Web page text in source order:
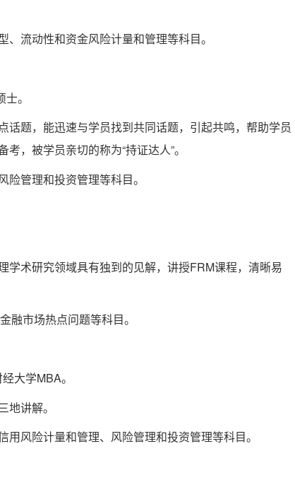
流动性和资金风险计量和管理等科目。
。
题，能迅速与学员找到共同话题，引起共鸣，帮助学员
，被学员亲切的称为“持证达人”。
管理和投资管理等科目。
术研究领域具有独到的见解，讲授FRM课程，清晰易
融市场热点问题等科目。
大学MBA。
讲解。
风险计量和管理、风险管理和投资管理等科目。